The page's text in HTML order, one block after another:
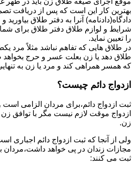
بهترین کار این است که پس از دریافت
دادگاه(دادنامه) آنرا به دفتر طلاق
شرایط و لوازم طلاق دفتر طلاق برای
را تعیین نماید.
در طلاق هایی که تفاهم نباشد مثلاً مرد
طلاق دهد یا زن بعلت عسر و حرج بخواهد
که همسر همراهی کند و مرد یا زن به
ازدواج دائم چیست؟
ثبت ازدواج دائم،برای مردان الزامی
ازدواج موقت لازم نیست مگر با توافق زن
زن.
ولی از آنجا که ثبت ازدواج دائم اجباری
مجازات زندان در پی خواهد داشت،مردان
ثبت می کنند: